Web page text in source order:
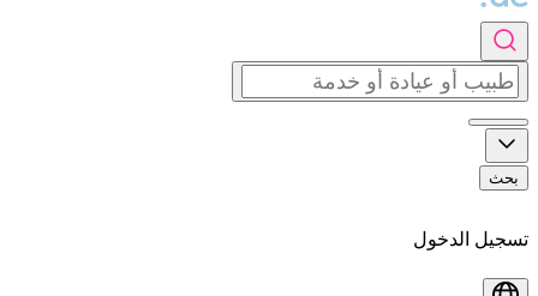
بحث
تسجيل الدخول